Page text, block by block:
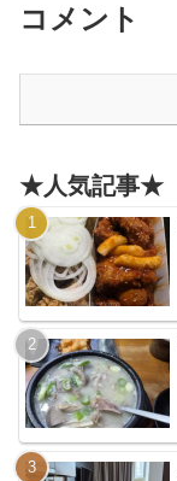
コメント
★人気記事★